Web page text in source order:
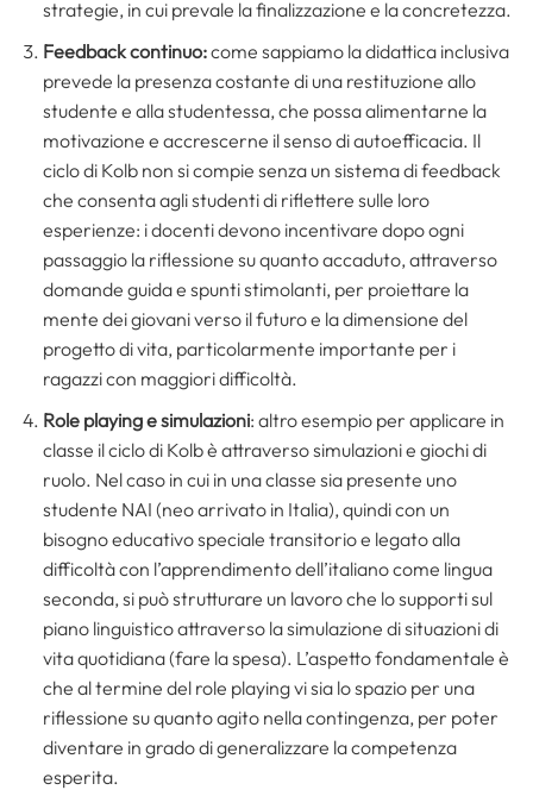
strategie, in cui prevale la finalizzazione e la concretezza.
Feedback continuo:come sappiamo la didattica inclusiva
prevede la presenza costante di una restituzione allo
studente e alla studentessa, che possa alimentarne la
motivazione e accrescerne il senso di autoefficacia. Il
ciclo di Kolb non si compie senza un sistema di feedback
che consenta agli studenti di riflettere sulle loro
esperienze: i docenti devono incentivare dopo ogni
passaggio la riflessione su quanto accaduto, attraverso
domande guida e spunti stimolanti, per proiettare la
mente dei giovani verso il futuro e la dimensione del
progetto di vita, particolarmente importante per i
ragazzi con maggiori difficoltà.
Role playing e simulazioni: altro esempio per applicare in
classe il ciclo di Kolb è attraverso simulazioni e giochi di
ruolo. Nel caso in cui in una classe sia presente uno
studente NAI (neo arrivato in Italia), quindi con un
bisogno educativo speciale transitorio e legato alla
difficoltà con l’apprendimento dell’italiano come lingua
seconda, si può strutturare un lavoro che lo supporti sul
piano linguistico attraverso la simulazione di situazioni di
vita quotidiana (fare la spesa). L’aspetto fondamentale è
che al termine del role playing vi sia lo spazio per una
riflessione su quanto agito nella contingenza, per poter
diventare in grado di generalizzare la competenza
esperita.